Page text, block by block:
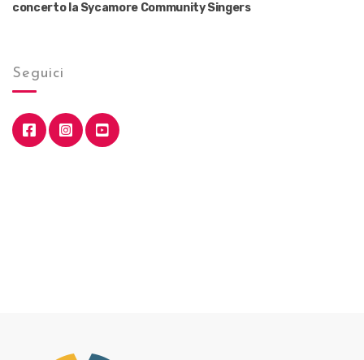
concerto la Sycamore Community Singers
Seguici